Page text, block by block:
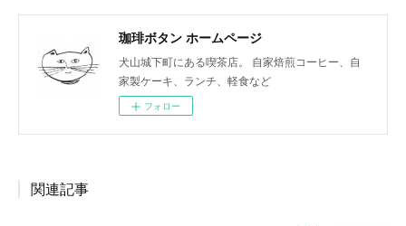
珈琲ボタン ホームページ
犬山城下町にある喫茶店。 自家焙煎コーヒー、自
家製ケーキ、ランチ、軽食など
フォロー
関連記事